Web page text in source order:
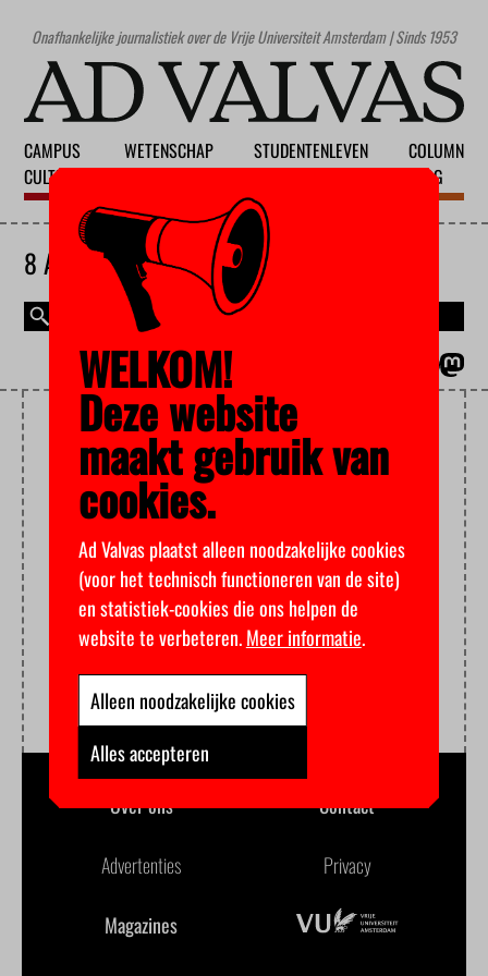
Onafhankelijke journalistiek over de Vrije Universiteit Amsterdam | Sinds 1953
CAMPUS
CULTUUR
WETENSCHAP
STUDENTENLEVEN
COLUMN
BLOG
8 AUGUSTUS 2026
FLASH CRASH
Over ons Contact
Advertenties Privacy
Magazines
WELKOM!
Deze website
maakt gebruik van
cookies.
Ad Valvas plaatst alleen noodzakelijke cookies
(voor het technisch functioneren van de site)
en statistiek-cookies die ons helpen de
website te verbeteren.Meer informatie.
Alleen noodzakelijke cookies
Alles accepteren